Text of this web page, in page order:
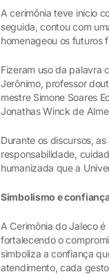
A cerimônia teve início
seguida, contou com
homenageou os futuros
Fizeram uso da palavra
Jerônimo, professor
mestre Simone Soares
Jonathas Winck de
Durante os discursos,
responsabilidade,
humanizada que a
Simbolismo e
A Cerimônia do Jaleco
fortalecendo o
simboliza a confiança
atendimento, cada